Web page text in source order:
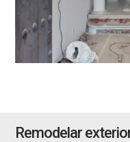
Remodelar